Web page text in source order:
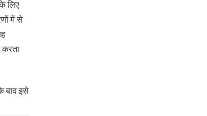
लिए
में से
बाद इसे